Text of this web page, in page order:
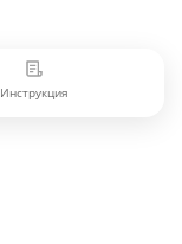
Инструкция